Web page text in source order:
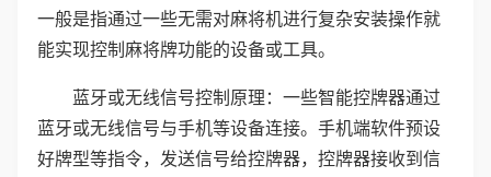
一般是指通过一些无需对麻将机进行复杂安装操作就
能实现控制麻将牌功能的设备或工具。
蓝牙或无线信号控制原理：一些智能控牌器通过
蓝牙或无线信号与手机等设备连接。手机端软件预设
好牌型等指令，发送信号给控牌器，控牌器接收到信